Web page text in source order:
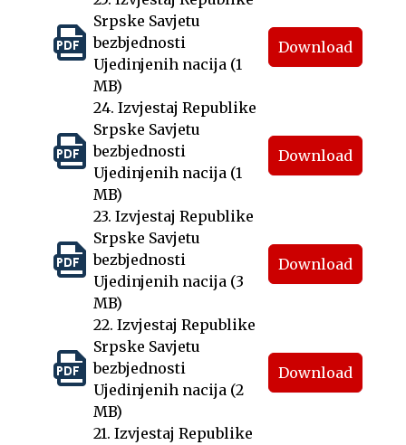
Srpske Savjetu
bezbjednosti
Ujedinjenih nacija (1
MB)
Download
24. Izvjestaj Republike
Srpske Savjetu
bezbjednosti
Ujedinjenih nacija (1
MB)
Download
23. Izvjestaj Republike
Srpske Savjetu
bezbjednosti
Ujedinjenih nacija (3
MB)
Download
22. Izvjestaj Republike
Srpske Savjetu
bezbjednosti
Ujedinjenih nacija (2
MB)
Download
21. Izvjestaj Republike